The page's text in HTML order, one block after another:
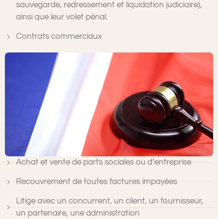
sauvegarde, redressement et liquidation judiciaire),
ainsi que leur volet pénal.
Contrats commerciaux
Achat et vente de parts sociales ou d’entreprise
Recouvrement de toutes factures impayées
Litige avec un concurrent, un client, un fournisseur,
un partenaire, une administration